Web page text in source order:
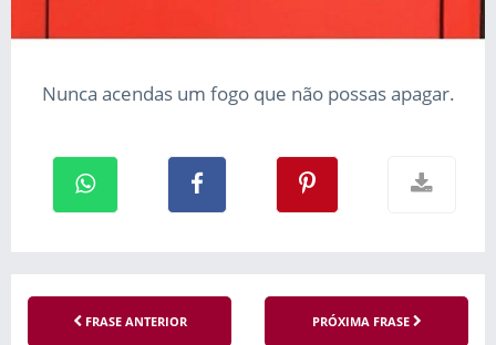
Nunca acendas um fogo que não possas apagar.
FRASE ANTERIOR PRÓXIMA FRASE